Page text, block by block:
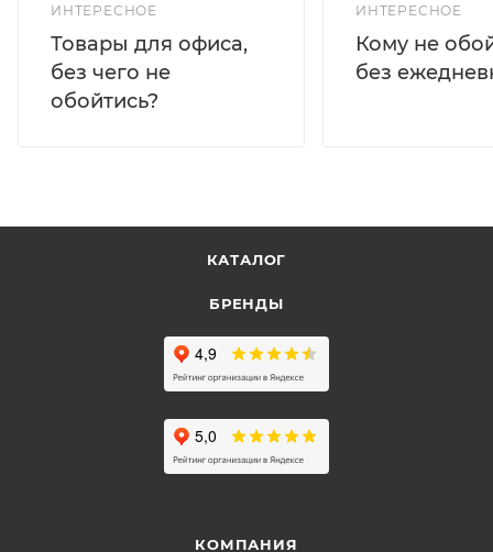
ИНТЕРЕСНОЕ
Товары для офиса,
без чего не
обойтись?
ИНТЕРЕСНОЕ
Кому не
без
КАТАЛОГ
БРЕНДЫ
КОМПАНИЯ